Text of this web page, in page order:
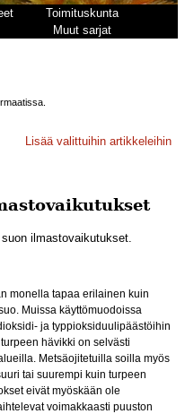
Toimituskunta
Muut sarjat
Lisää valittuihin artikkeleihin
ilmastovaikutukset.
monella tapaa erilainen kuin
Muissa käyttömuodoissa
ja typpioksiduulipäästöihin
hävikki on selvästi
Metsäojitetuilla soilla myös
tai suurempi kuin turpeen
eivät myöskään ole
voimakkaasti puuston